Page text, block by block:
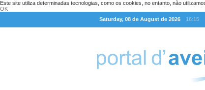
Este site utiliza determinadas tecnologias, como os cookies, no entanto, não
OK
Saturday, 08 de August de 2026
16:15